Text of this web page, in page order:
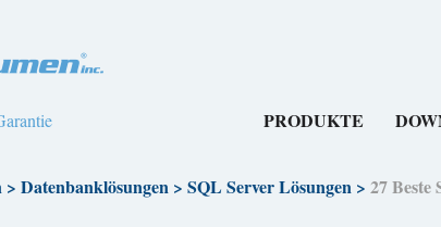
PRODUKTE
> Datenbanklösungen> SQL Server Lösungen> 27